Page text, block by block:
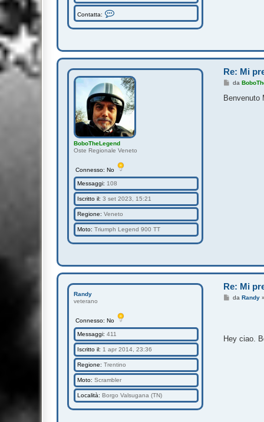
Contatta:
t
a
M
S
Y
BoboTheLegend
Oste Regionale Veneto
Connesso: No
Messaggi: 108
Iscritto il: 3 set 2023, 15:21
Regione: Veneto
Moto: Triumph Legend 900 TT
Re: Mi
M
s
da
Benvenuto
Randy
veterano
Connesso: No
Messaggi: 411
Iscritto il: 1 apr 2014, 23:36
Regione: Trentino
Moto: Scrambler
Località: Borgo Valsugana (TN)
Re: Mi
M
g
daRandy
Hey ciao.